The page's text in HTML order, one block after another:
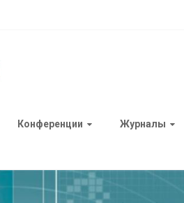
Конференции Журналы